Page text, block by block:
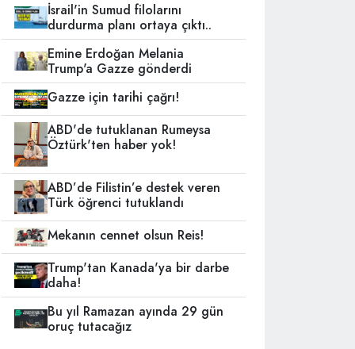
İsrail'in Sumud filolarını
durdurma planı ortaya çıktı..
Emine Erdoğan Melania
Trump'a Gazze gönderdi
Gazze için tarihi çağrı!
ABD'de tutuklanan Rumeysa
Öztürk'ten haber yok!
ABD’de Filistin’e destek veren
Türk öğrenci tutuklandı
Mekanın cennet olsun Reis!
Trump'tan Kanada'ya bir darbe
daha!
Bu yıl Ramazan ayında 29 gün
oruç tutacağız